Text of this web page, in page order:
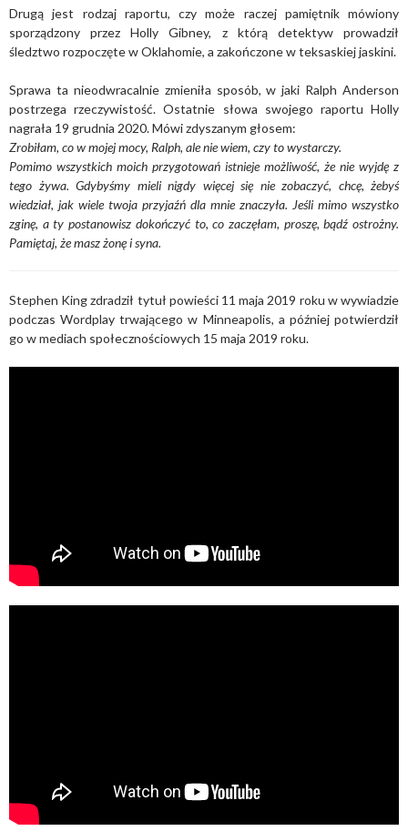
Drugą jest rodzaj raportu, czy może raczej pamiętnik mówiony
sporządzony przez Holly Gibney, z którą detektyw prowadził
śledztwo rozpoczęte w Oklahomie, a zakończone w teksaskiej jaskini.
Sprawa ta nieodwracalnie zmieniła sposób, w jaki Ralph Anderson
postrzega rzeczywistość. Ostatnie słowa swojego raportu Holly
nagrała 19 grudnia 2020. Mówi zdyszanym głosem:
Zrobiłam, co w mojej mocy, Ralph, ale nie wiem, czy to wystarczy.
Pomimo wszystkich moich przygotowań istnieje możliwość, że nie wyjdę z
tego żywa. Gdybyśmy mieli nigdy więcej się nie zobaczyć, chcę, żebyś
wiedział, jak wiele twoja przyjaźń dla mnie znaczyła. Jeśli mimo wszystko
zginę, a ty postanowisz dokończyć to, co zaczęłam, proszę, bądź ostrożny.
Pamiętaj, że masz żonę i syna.
Stephen King zdradził tytuł powieści 11 maja 2019 roku w wywiadzie
podczas Wordplay trwającego w Minneapolis, a później potwierdził
go w mediach społecznościowych 15 maja 2019 roku.